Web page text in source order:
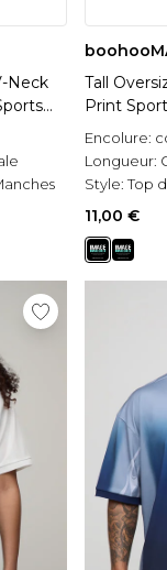
Neck
Tall
Print
Encolure:
Longueur:
Style:Top
11,00 €